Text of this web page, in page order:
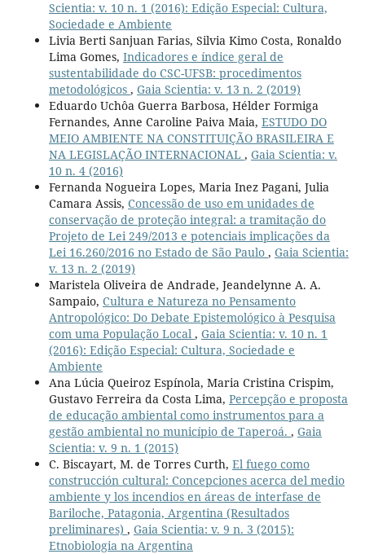
Scientia: v. 10 n. 1 (2016): Edição Especial: Cultura,
Sociedade e Ambiente
Livia Berti Sanjuan Farias, Silvia Kimo Costa, Ronaldo
Lima Gomes, Indicadores e índice geral de
sustentabilidade do CSC-UFSB: procedimentos
metodológicos , Gaia Scientia: v. 13 n. 2 (2019)
Eduardo Uchôa Guerra Barbosa, Hélder Formiga
Fernandes, Anne Caroline Paiva Maia, ESTUDO DO
MEIO AMBIENTE NA CONSTITUIÇÃO BRASILEIRA E
NA LEGISLAÇÃO INTERNACIONAL , Gaia Scientia: v.
10 n. 4 (2016)
Fernanda Nogueira Lopes, Maria Inez Pagani, Julia
Camara Assis, Concessão de uso em unidades de
conservação de proteção integral: a tramitação do
Projeto de Lei 249/2013 e potenciais implicações da
Lei 16.260/2016 no Estado de São Paulo , Gaia Scientia:
v. 13 n. 2 (2019)
Maristela Oliveira de Andrade, Jeandelynne A. A.
Sampaio, Cultura e Natureza no Pensamento
Antropológico: Do Debate Epistemológico à Pesquisa
com uma População Local , Gaia Scientia: v. 10 n. 1
(2016): Edição Especial: Cultura, Sociedade e
Ambiente
Ana Lúcia Queiroz Espínola, Maria Cristina Crispim,
Gustavo Ferreira da Costa Lima, Percepção e proposta
de educação ambiental como instrumentos para a
gestão ambiental no município de Taperoá. , Gaia
Scientia: v. 9 n. 1 (2015)
C. Biscayart, M. de Torres Curth, El fuego como
construcción cultural: Concepciones acerca del medio
ambiente y los incendios en áreas de interfase de
Bariloche, Patagonia, Argentina (Resultados
preliminares) , Gaia Scientia: v. 9 n. 3 (2015):
Etnobiologia na Argentina